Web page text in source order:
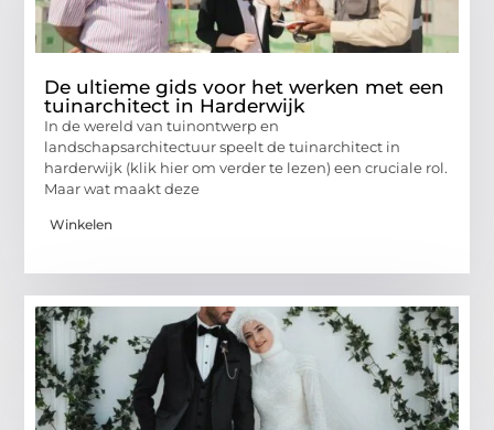
De ultieme gids voor het werken met een
tuinarchitect in Harderwijk
In de wereld van tuinontwerp en
landschapsarchitectuur speelt de tuinarchitect in
harderwijk (klik hier om verder te lezen) een cruciale rol.
Maar wat maakt deze
Winkelen